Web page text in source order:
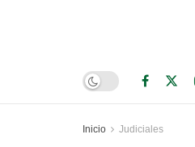
Inicio Judiciales